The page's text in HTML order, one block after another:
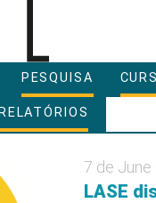
PESQUISA
RELATÓRIOS
7 de June
LASE